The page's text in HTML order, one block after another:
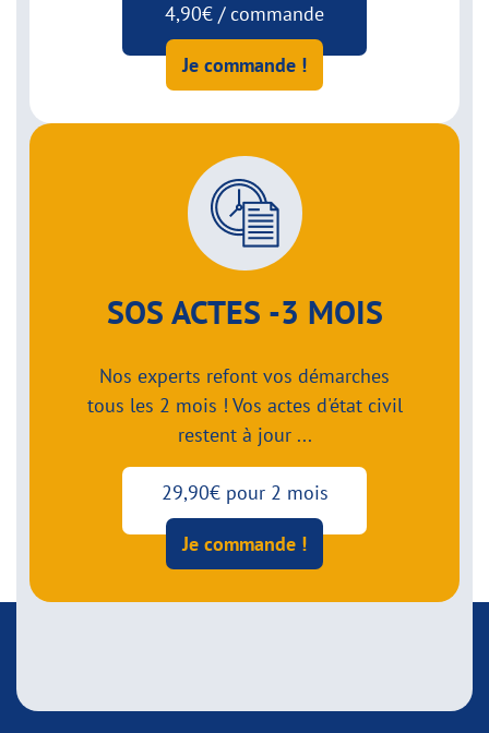
4,90€ / commande
Je commande !
SOS ACTES -3 MOIS
Nos experts refont vos démarches
tous les 2 mois ! Vos actes d'état civil
restent à jour ...
29,90€ pour 2 mois
Je commande !